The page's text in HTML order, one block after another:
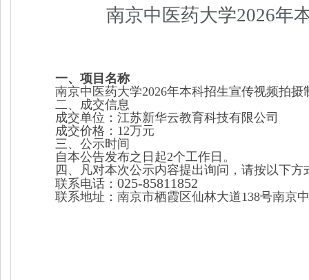
南京中医药大学2026年
一、项目名称
南京中医药大学2026年本科招生宣传视频拍摄
二、成交信息
成交单位：江苏新华云教育科技有限公司
成交价格：12万元
三、公示时间
自本公告发布之日起2个工作日。
四、
凡对本次公示内容提出询问，请按以下方
联系电话： 025-85811852
联系地址：南京市栖霞区仙林大道138号南京